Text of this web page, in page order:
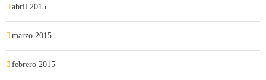
abril 2015
marzo 2015
febrero 2015